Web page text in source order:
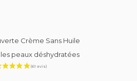
Crème Sans Huile
peaux déshydratées